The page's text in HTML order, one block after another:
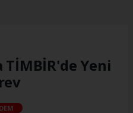
Yeni